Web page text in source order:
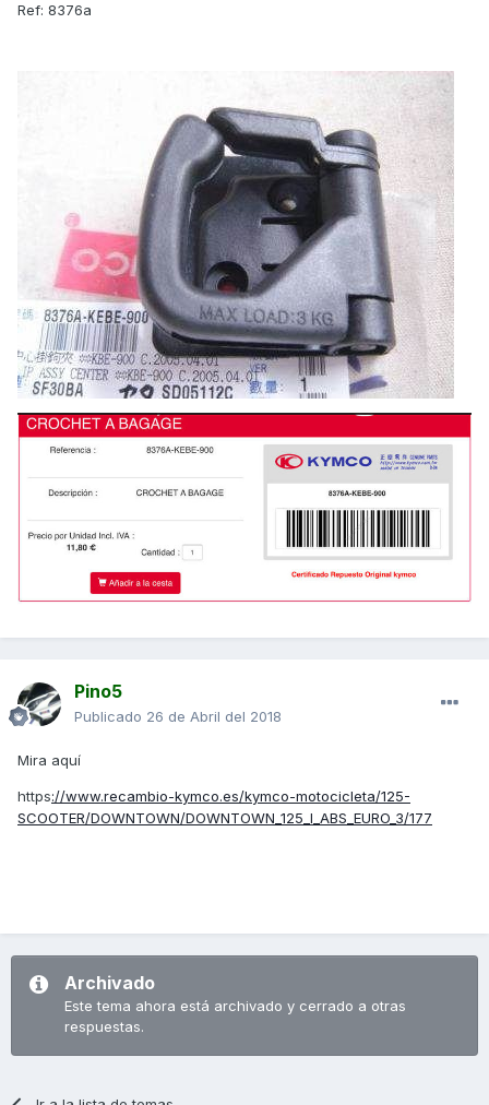
Ref: 8376a
Pino5
Publicado 26 de Abril del 2018
Mira aquí
https://www.recambio-kymco.es/kymco-motocicleta/125-
SCOOTER/DOWNTOWN/DOWNTOWN_125_I_ABS_EURO_3/177
Archivado
Este tema ahora está archivado y cerrado a otras
respuestas.